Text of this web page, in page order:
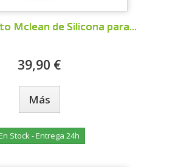
Mclean de Silicona para...
39,90 €
Más
Stock - Entrega 24h